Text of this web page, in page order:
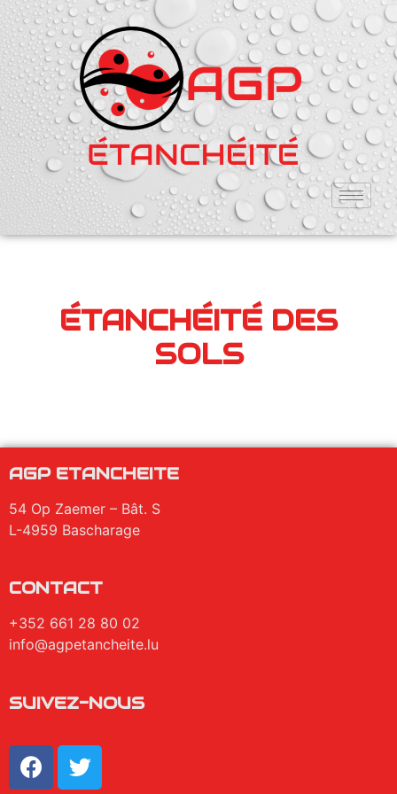
ÉTANCHÉITÉ DES
SOLS
AGP ETANCHEITE
54 Op Zaemer – Bât. S
L-4959 Bascharage
CONTACT
+352 661 28 80 02
info@agpetancheite.lu
SUIVEZ-NOUS